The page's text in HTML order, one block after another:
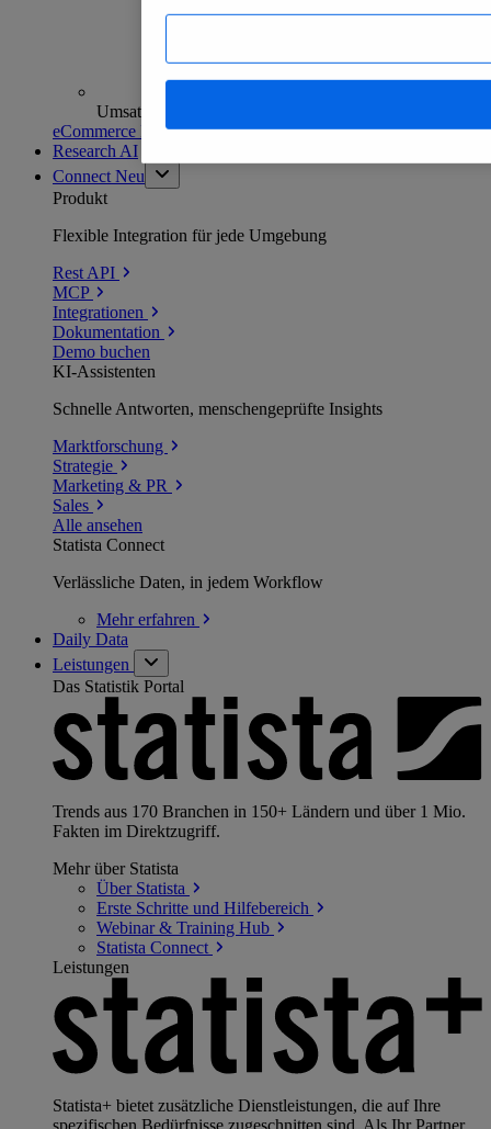
Umsatzanalysen und -prognosen
eCommerce Insights entdecken
Research AI
Connect Neu
Produkt
Flexible Integration für jede Umgebung
Rest API
MCP
Integrationen
Dokumentation
Demo buchen
KI-Assistenten
Schnelle Antworten, menschengeprüfte Insights
Marktforschung
Strategie
Marketing & PR
Sales
Alle ansehen
Statista Connect
Verlässliche Daten, in jedem Workflow
Mehrerfahren
Daily Data
Leistungen
Das Statistik Portal
Trends aus 170 Branchen in 150+ Ländern und über 1 Mio.
Fakten im Direktzugriff.
Mehr über Statista
Über Statista
Erste Schritte und Hilfebereich
Webinar & Training Hub
Statista Connect
Leistungen
Statista+ bietet zusätzliche Dienstleistungen, die auf Ihre
spezifischen Bedürfnisse zugeschnitten sind. Als Ihr Partner